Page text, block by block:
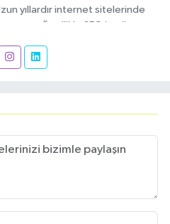
yıllardır internet sitelerinde
Özellikle SEO içerik